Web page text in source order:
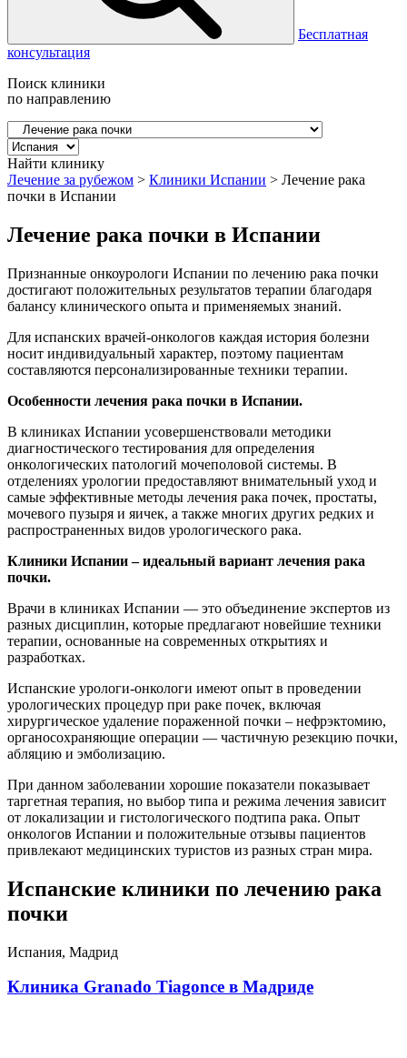
Бесплатная
консультация
Поиск клиники
по направлению
Найти клинику
Лечение за рубежом > Клиники Испании > Лечение рака
почки в Испании
Лечение рака почки в Испании
Признанные онкоурологи Испании по лечению рака почки
достигают положительных результатов терапии благодаря
балансу клинического опыта и применяемых знаний.
Для испанских врачей-онкологов каждая история болезни
носит индивидуальный характер, поэтому пациентам
составляются персонализированные техники терапии.
Особенности лечения рака почки в Испании.
В клиниках Испании усовершенствовали методики
диагностического тестирования для определения
онкологических патологий мочеполовой системы. В
отделениях урологии предоставляют внимательный уход и
самые эффективные методы лечения рака почек, простаты,
мочевого пузыря и яичек, а также многих других редких и
распространенных видов урологического рака.
Клиники Испании – идеальный вариант лечения рака
почки.
Врачи в клиниках Испании — это объединение экспертов из
разных дисциплин, которые предлагают новейшие техники
терапии, основанные на современных открытиях и
разработках.
Испанские урологи-онкологи имеют опыт в проведении
урологических процедур при раке почек, включая
хирургическое удаление пораженной почки – нефрэктомию,
органосохраняющие операции — частичную резекцию почки,
абляцию и эмболизацию.
При данном заболевании хорошие показатели показывает
таргетная терапия, но выбор типа и режима лечения зависит
от локализации и гистологического подтипа рака. Опыт
онкологов Испании и положительные отзывы пациентов
привлекают медицинских туристов из разных стран мира.
Испанские клиники по лечению рака
почки
Испания, Мадрид
Клиника Granado Tiagonce в Мадриде